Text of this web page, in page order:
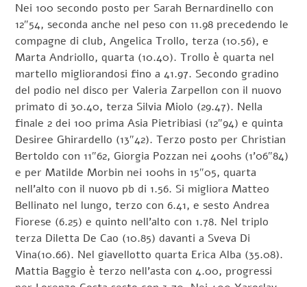
Nei 100 secondo posto per Sarah Bernardinello con
12″54, seconda anche nel peso con 11.98 precedendo le
compagne di club, Angelica Trollo, terza (10.56), e
Marta Andriollo, quarta (10.40). Trollo è quarta nel
martello migliorandosi fino a 41.97. Secondo gradino
del podio nel disco per Valeria Zarpellon con il nuovo
primato di 30.40, terza Silvia Miolo (29.47). Nella
finale 2 dei 100 prima Asia Pietribiasi (12″94) e quinta
Desiree Ghirardello (13″42). Terzo posto per Christian
Bertoldo con 11″62, Giorgia Pozzan nei 400hs (1’06″84)
e per Matilde Morbin nei 100hs in 15″05, quarta
nell’alto con il nuovo pb di 1.56. Si migliora Matteo
Bellinato nel lungo, terzo con 6.41, e sesto Andrea
Fiorese (6.25) e quinto nell’alto con 1.78. Nel triplo
terza Diletta De Cao (10.85) davanti a Sveva Di
Vina(10.66). Nel giavellotto quarta Erica Alba (35.08).
Mattia Baggio è terzo nell’asta con 4.00, progressi